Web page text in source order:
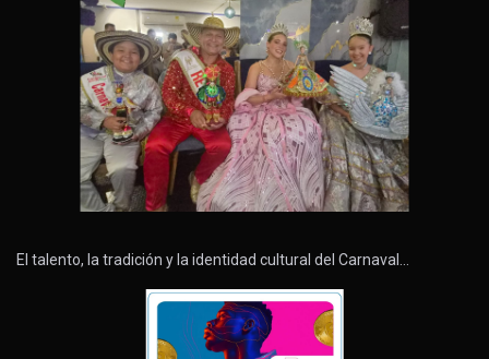
El talento, la tradición y la identidad cultural del Carnaval…